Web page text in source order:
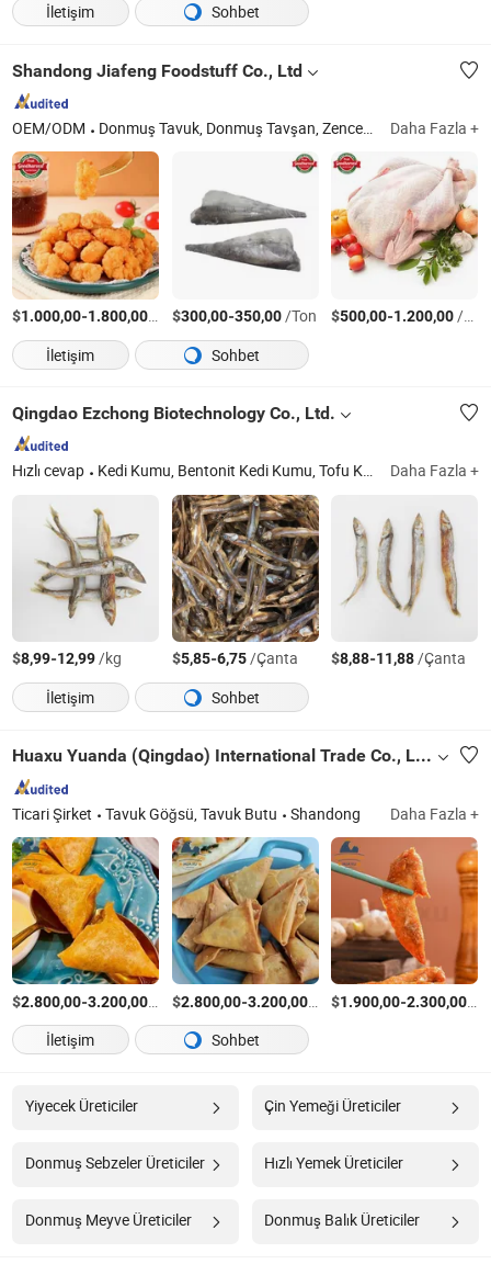
İletişim
Sohbet
Shandong Jiafeng Foodstuff Co., Ltd
OEM/ODM Donmuş Tavuk, Donmuş Tavşan, Zencefil, Sarımsak, Donmuş Ördek, Donmuş Patates Kızartması Daha Fazla +
$1.000,00-1.800,00/Ton
$300,00-350,00/Ton $500,00-1.200,00/Ton
İletişim
Sohbet
Qingdao Ezchong Biotechnology Co., Ltd.
Hızlı cevap Kedi Kumu, Bentonit Kedi Kumu, Tofu Kedi Kumu, Silika Jel Kedi Kumu, Evcil Hayvan Yemi Daha Fazla +
$8,99-12,99/kg $5,85-6,75/Çanta $8,88-11,88/Çanta
İletişim
Sohbet
Huaxu Yuanda (Qingdao) International Trade Co., Ltd.
Ticari Şirket Tavuk Göğsü, Tavuk Butu Shandong Daha Fazla +
$2.800,00-3.200,00/Ton
$2.800,00-3.200,00/Ton
$1.900,00-2.300,00/
İletişim
Sohbet
Yiyecek Üreticiler Çin Yemeği Üreticiler
Donmuş Sebzeler Üreticiler Hızlı Yemek Üreticiler
Donmuş Meyve Üreticiler Donmuş Balık Üreticiler